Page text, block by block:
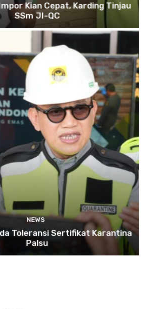
Kian Cepat, Karding Tinjau
SSm JI-QC
NEWS
Toleransi Sertifikat Karantina
Palsu